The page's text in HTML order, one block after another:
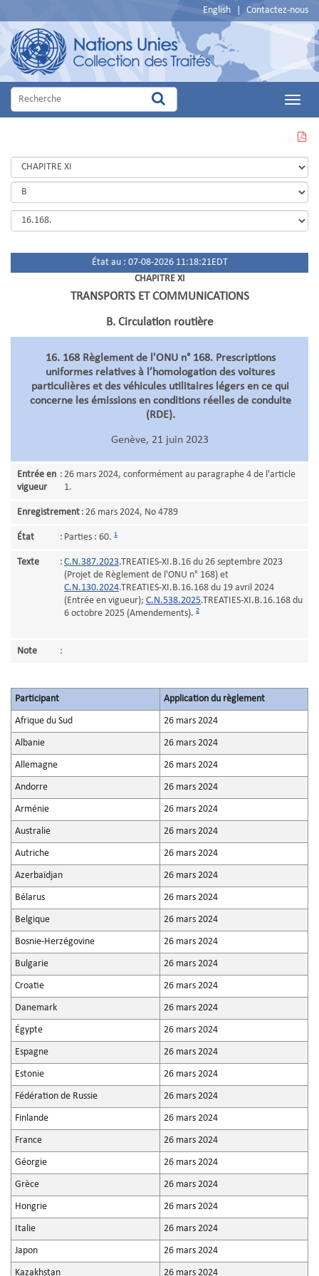
English Contactez-nous
Main
CETTE
PAGE
EN
PDF
État au : 07-08-2026 11:18:21EDT
CHAPITRE XI
TRANSPORTS ET COMMUNICATIONS
B. Circulation routière
16. 168 Règlement de l'ONU n° 168. Prescriptions
uniformes relatives à l’homologation des voitures
particulières et des véhicules utilitaires légers en ce qui
concerne les émissions en conditions réelles de conduite
(RDE).
Genève, 21 juin 2023
Entrée en
vigueur
: 26 mars 2024, conformément au paragraphe 4 de l'article
1.
Enregistrement : 26 mars 2024, No 4789
État : Parties : 60. 1
Texte : C.N.387.2023.TREATIES-XI.B.16 du 26 septembre 2023
(Projet de Règlement de l'ONU n° 168) et
C.N.130.2024.TREATIES-XI.B.16.168 du 19 avril 2024
(Entrée en vigueur); C.N.538.2025.TREATIES-XI.B.16.168 du
6 octobre 2025 (Amendements). 2
Note :
Participant Application du règlement
Afrique du Sud 26 mars 2024
Albanie 26 mars 2024
Allemagne 26 mars 2024
Andorre 26 mars 2024
Arménie 26 mars 2024
Australie 26 mars 2024
Autriche 26 mars 2024
Azerbaïdjan 26 mars 2024
Bélarus 26 mars 2024
Belgique 26 mars 2024
Bosnie-Herzégovine 26 mars 2024
Bulgarie 26 mars 2024
Croatie 26 mars 2024
Danemark 26 mars 2024
Égypte 26 mars 2024
Espagne 26 mars 2024
Estonie 26 mars 2024
Fédération de Russie 26 mars 2024
Finlande 26 mars 2024
France 26 mars 2024
Géorgie 26 mars 2024
Grèce 26 mars 2024
Hongrie 26 mars 2024
Italie 26 mars 2024
Japon 26 mars 2024
Kazakhstan 26 mars 2024